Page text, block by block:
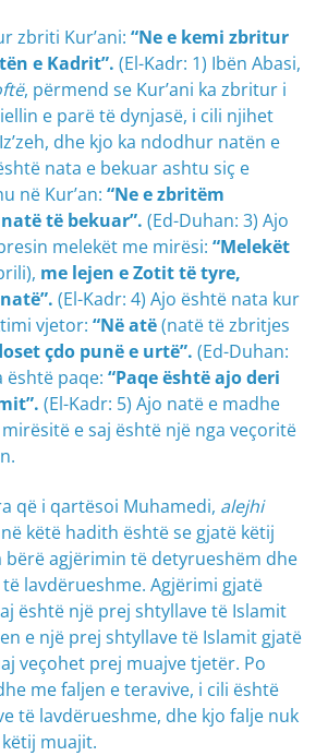
zbriti Kur’ani:“Ne e kemi zbritur
e Kadrit”.(El-Kadr: 1) Ibën Abasi,
, përmend se Kur’ani ka zbritur i
e parë të dynjasë, i cili njihet
dhe kjo ka ndodhur natën e
nata e bekuar ashtu siç e
në Kur’an:“Ne e zbritëm
të bekuar”. (Ed-Duhan: 3) Ajo
melekët me mirësi:“Melekët
me lejen e Zotit të tyre,
(El-Kadr: 4) Ajo është nata kur
vjetor:“Në atë(natë të zbritjes
çdo punë e urtë”. (Ed-Duhan:
është paqe:“Paqe është ajo deri
(El-Kadr: 5) Ajo natë e madhe
e saj është një nga veçoritë
që i qartësoi Muhamedi, alejhi
këtë hadith është se gjatë këtij
bërë agjërimin të detyrueshëm dhe
lavdërueshme. Agjërimi gjatë
është një prej shtyllave të Islamit
e një prej shtyllave të Islamit gjatë
veçohet prej muajve tjetër. Po
me faljen e teravive, i cili është
të lavdërueshme, dhe kjo falje nuk
muajit.